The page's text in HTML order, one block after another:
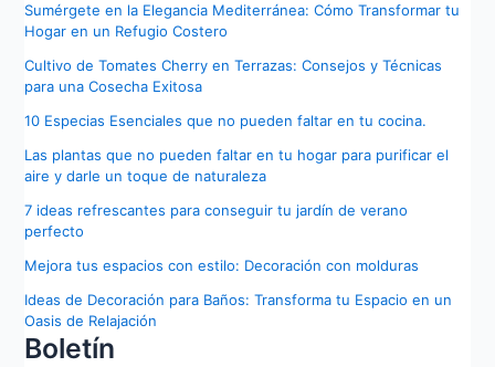
Sumérgete en la Elegancia Mediterránea: Cómo Transformar tu
Hogar en un Refugio Costero
Cultivo de Tomates Cherry en Terrazas: Consejos y Técnicas
para una Cosecha Exitosa
10 Especias Esenciales que no pueden faltar en tu cocina.
Las plantas que no pueden faltar en tu hogar para purificar el
aire y darle un toque de naturaleza
7 ideas refrescantes para conseguir tu jardín de verano
perfecto
Mejora tus espacios con estilo: Decoración con molduras
Ideas de Decoración para Baños: Transforma tu Espacio en un
Oasis de Relajación
Boletín